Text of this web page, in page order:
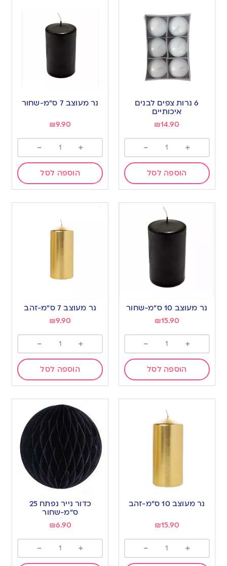
6 נרות צפים לבנים
איכותיים
₪14.90
+
-
הוספה לסל
נר מעוצב 7 ס”מ-שחור
₪9.90
+
-
הוספה לסל
נר מעוצב 10 ס”מ-שחור
₪15.90
+
-
הוספה לסל
נר מעוצב 7 ס”מ-זהב
₪9.90
+
-
הוספה לסל
נר מעוצב 10 ס”מ-זהב
₪15.90
+
-
כדור נייר נפתח 25
ס”מ-שחור
₪6.90
+
-